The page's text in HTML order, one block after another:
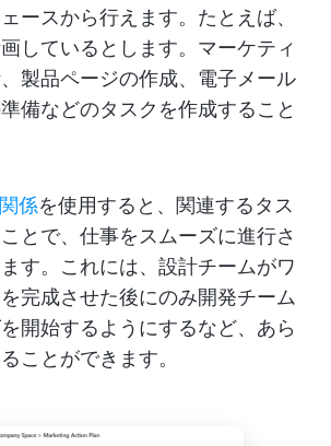
ースから行えます。たとえば、
しているとします。マーケティ
製品ページの作成、電子メール
備などのタスクを作成すること
係を使用すると、関連するタス
とで、仕事をスムーズに進行さ
す。これには、設計チームがワ
完成させた後にのみ開発チーム
開始するようにするなど、あら
ことができます。